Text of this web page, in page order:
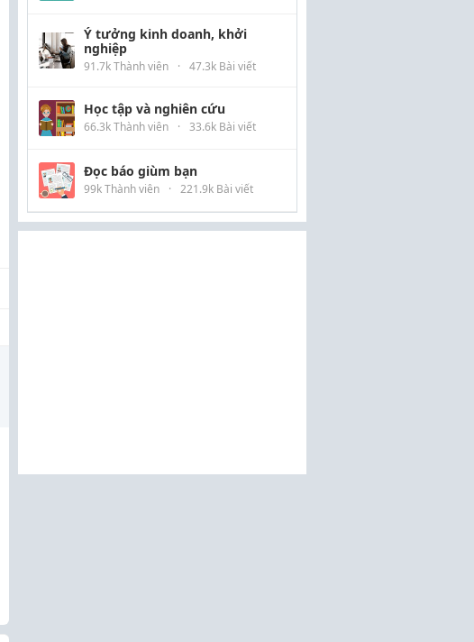
Ý tưởng kinh doanh, khởi
nghiệp
91.7k Thành viên · 47.3k Bài viết
Học tập và nghiên cứu
66.3k Thành viên · 33.6k Bài viết
Đọc báo giùm bạn
99k Thành viên · 221.9k Bài viết